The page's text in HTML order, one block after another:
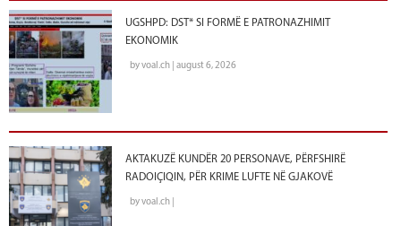
UGSHPD: DST* SI FORMË E PATRONAZHIMIT
EKONOMIK
by voal.ch | august 6, 2026
AKTAKUZË KUNDËR 20 PERSONAVE, PËRFSHIRË
RADOIÇIQIN, PËR KRIME LUFTE NË GJAKOVË
by voal.ch |